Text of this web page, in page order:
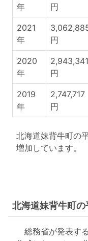
年
円
2021
年
円
2020
年
2,943,341
円
2019
年
2,747,717
円
北海道妹背牛町の
増加しています。
北海道妹背牛町
総務省が発表す